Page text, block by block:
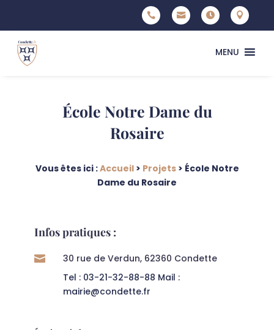




MENU
École Notre Dame du
Rosaire
Vous êtes ici :Accueil> Projets> École Notre
Dame du Rosaire
Infos pratiques :

30 rue de Verdun, 62360 Condette
Tel : 03-21-32-88-88 Mail :
mairie@condette.fr